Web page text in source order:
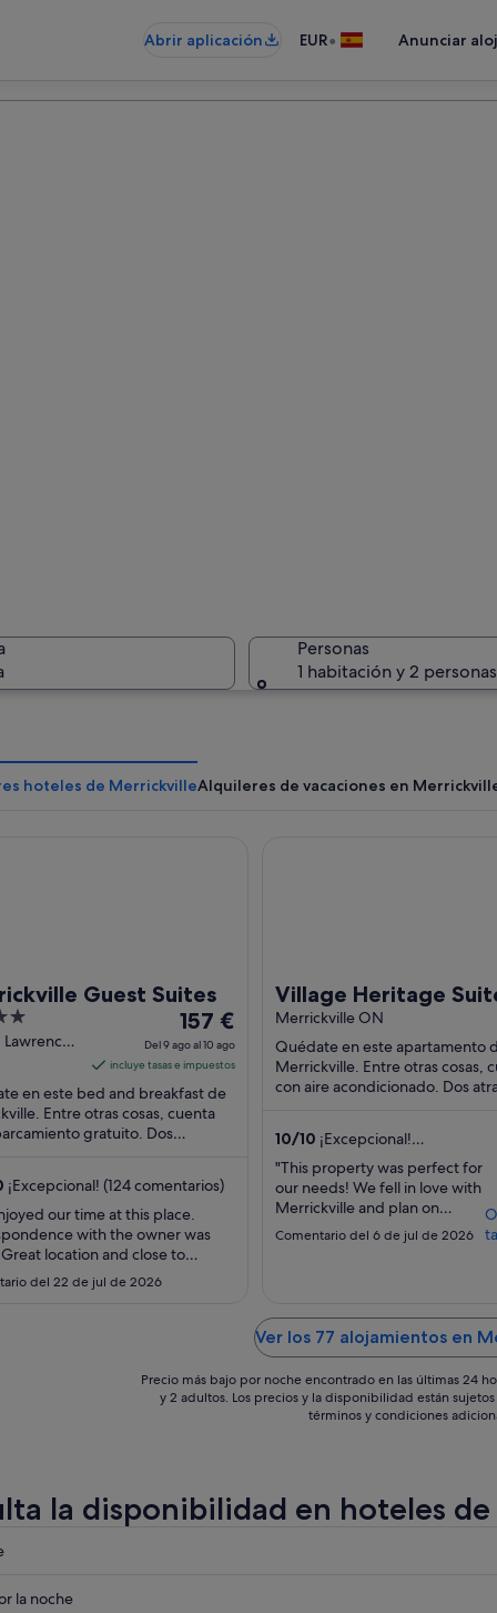
Abrir aplicación EUR• Anunciar
Personas
1 habitación y 2 personas
hoteles de MerrickvilleAlquileres de vacaciones en
Guest Suites
Lawrence
ON
El
precio
es
de
157 €
por
del
ago
al
157 €
Del 9 ago al 10 ago
incluye tasas e impuestos
en este bed and breakfast de
Entre otras cosas, cuenta
gratuito. Dos
¡Excepcional! (124 comentarios)
our time at this place.
with the owner was
location and close to
in the town. We would stay
del 22 de jul de 2026
Village Heritage
with Full Kitchen &
Bed
Merrickville ON
Quédate en este apartamento
Merrickville. Entre otras cosas,
con aire acondicionado. Dos
10/10 ¡Excepcional!
(1 comentario)
"This property was perfect for
our needs! We fell in love with
Merrickville and plan on
coming back in the future.
This is will be where we stay!"
Comentario del 6 de jul de 2026
Ver los 77 alojamientos en
Precio más bajo por noche encontrado en las últimas 24
y 2 adultos. Los precios y la disponibilidad están
términos y condiciones
la disponibilidad en hoteles
la noche